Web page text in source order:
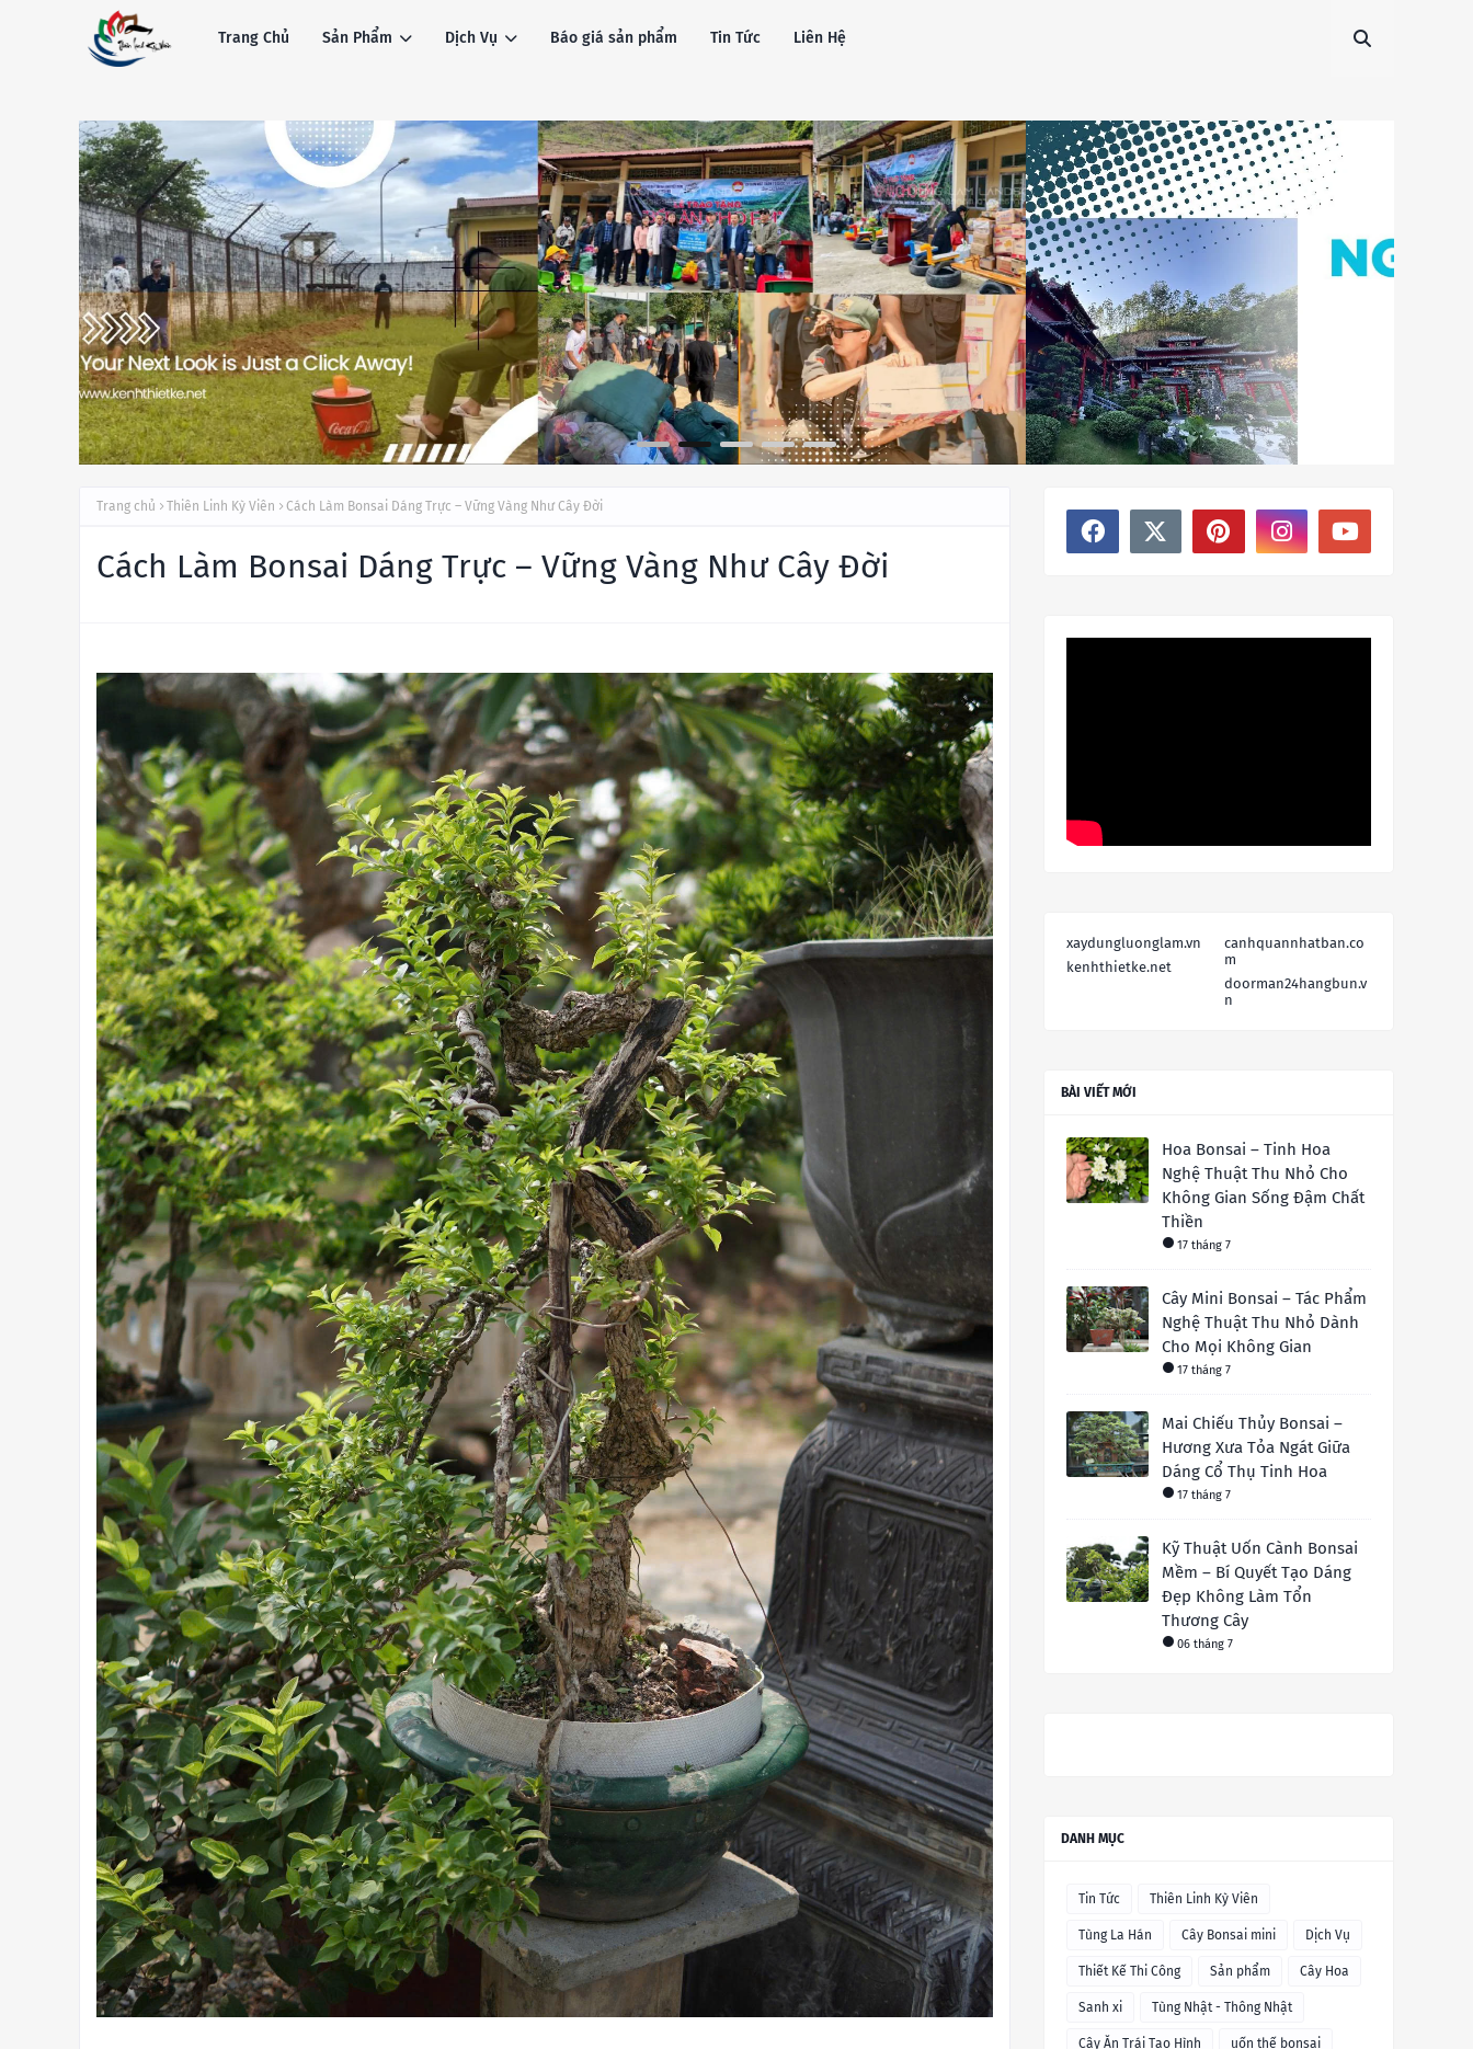
Trang Chủ Sản Phẩm Dịch Vụ Báo giá sản phẩm Tin Tức Liên Hệ
Trang chủ Thiên Linh Kỳ Viên Cách Làm Bonsai Dáng Trực – Vững Vàng Như Cây Đời
Cách Làm Bonsai Dáng Trực – Vững Vàng Như Cây Đời
xaydungluonglam.vn
canhquannhatban.co
m
kenhthietke.net
doorman24hangbun.v
n
BÀI VIẾT MỚI
Hoa Bonsai – Tinh Hoa
Nghệ Thuật Thu Nhỏ Cho
Không Gian Sống Đậm Chất
Thiền
17 tháng 7
Cây Mini Bonsai – Tác Phẩm
Nghệ Thuật Thu Nhỏ Dành
Cho Mọi Không Gian
17 tháng 7
Mai Chiếu Thủy Bonsai –
Hương Xưa Tỏa Ngát Giữa
Dáng Cổ Thụ Tinh Hoa
17 tháng 7
Kỹ Thuật Uốn Cành Bonsai
Mềm – Bí Quyết Tạo Dáng
Đẹp Không Làm Tổn
Thương Cây
06 tháng 7
DANH MỤC
Tin Tức Thiên Linh Kỳ Viên
Tùng La Hán Cây Bonsai mini Dịch Vụ
Thiết Kế Thi Công Sản phẩm Cây Hoa
Sanh xi Tùng Nhật - Thông Nhật
Cây Ăn Trái Tạo Hình uốn thế bonsai